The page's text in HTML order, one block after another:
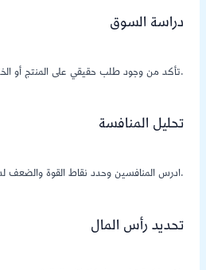
دراسة السوق
تأكد من وجود طلب حقيقي على المنتج أو الخدمة.
تحليل المنافسة
ادرس المنافسين وحدد نقاط القوة والضعف لديهم.
تحديد رأس المال